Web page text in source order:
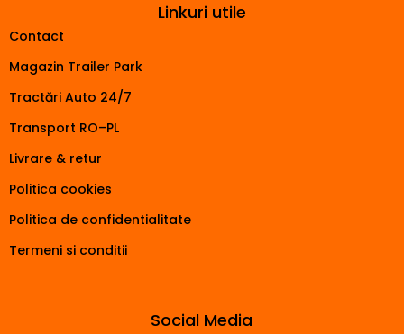
Linkuri utile
Contact
Magazin Trailer Park
Tractări Auto 24/7
Transport RO–PL
Livrare & retur
Politica cookies
Politica de confidentialitate
Termeni si conditii
Social Media